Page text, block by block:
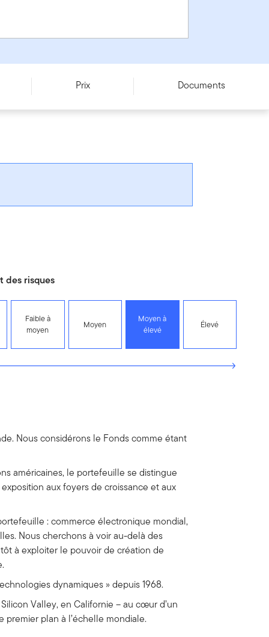
Prix Documents
des risques
Faible à
moyen
Moyen
Moyen à
élevé
Élevé
Nous considérons le Fonds comme étant
américaines, le portefeuille se distingue
aux foyers de croissance et aux
: commerce électronique mondial,
Nous cherchons à voir au-delà des
à exploiter le pouvoir de création de
dynamiques » depuis 1968.
Valley, en Californie – au cœur d’un
premier plan à l’échelle mondiale.